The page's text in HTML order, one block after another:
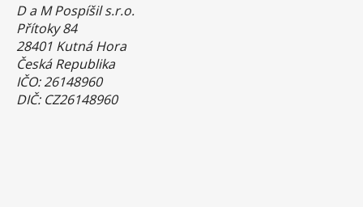
D a M Pospíšil s.r.o.
Přítoky 84
28401 Kutná Hora
Česká Republika
IČO: 26148960
DIČ: CZ26148960